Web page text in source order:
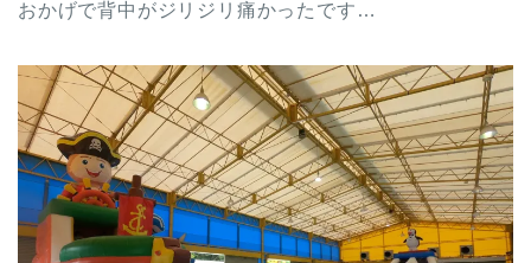
おかげで背中がジリジリ痛かったです…